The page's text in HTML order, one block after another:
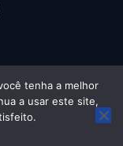
|Um Projeto
tenha a melhor
a usar este site,